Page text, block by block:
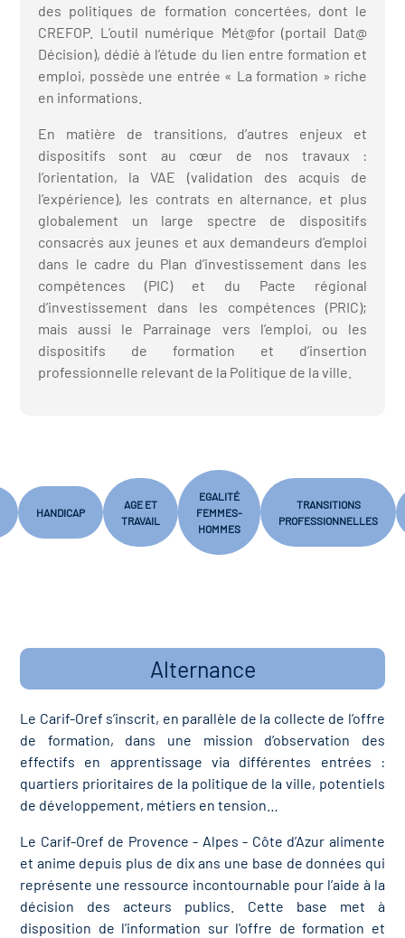
des politiques de formation concertées, dont le
CREFOP. L’outil numérique Mét@for (portail Dat@
Décision), dédié à l’étude du lien entre formation et
emploi, possède une entrée « La formation » riche
en informations.
En matière de transitions, d’autres enjeux et
dispositifs sont au cœur de nos travaux :
l’orientation, la VAE (validation des acquis de
l’expérience), les contrats en alternance, et plus
globalement un large spectre de dispositifs
consacrés aux jeunes et aux demandeurs d’emploi
dans le cadre du Plan d’investissement dans les
compétences (PIC) et du Pacte régional
d’investissement dans les compétences (PRIC);
mais aussi le Parrainage vers l’emploi, ou les
dispositifs de formation et d’insertion
professionnelle relevant de la Politique de la ville.
HANDICAP
AGE ET
TRAVAIL
EGALITÉ
FEMMES-
HOMMES
TRANSITIONS
PROFESSIONNELLES
Alternance
Le Carif-Oref s’inscrit, en parallèle de la collecte de l’offre
de formation, dans une mission d’observation des
effectifs en apprentissage via différentes entrées :
quartiers prioritaires de la politique de la ville, potentiels
de développement, métiers en tension…
Le Carif-Oref de Provence - Alpes - Côte d’Azur alimente
et anime depuis plus de dix ans une base de données qui
représente une ressource incontournable pour l’aide à la
décision des acteurs publics. Cette base met à
disposition de l'information sur l'offre de formation et